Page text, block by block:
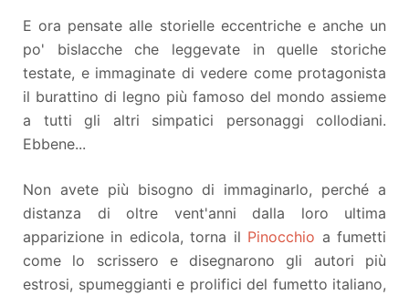
E ora pensate alle storielle eccentriche e anche un
po' bislacche che leggevate in quelle storiche
testate, e immaginate di vedere come protagonista
il burattino di legno più famoso del mondo assieme
a tutti gli altri simpatici personaggi collodiani.
Ebbene...
Non avete più bisogno di immaginarlo, perché a
distanza di oltre vent'anni dalla loro ultima
apparizione in edicola, torna il Pinocchio a fumetti
come lo scrissero e disegnarono gli autori più
estrosi, spumeggianti e prolifici del fumetto italiano,